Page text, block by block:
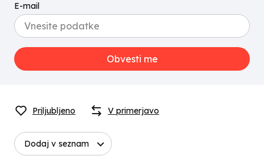
E-mail
Obvesti me
Priljubljeno V primerjavo
Dodaj v seznam